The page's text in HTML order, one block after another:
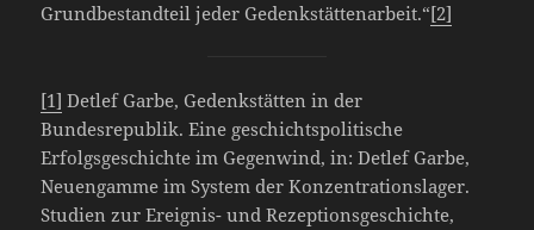
Grundbestandteil jeder Gedenkstättenarbeit.“[2]
[1] Detlef Garbe, Gedenkstätten in der
Bundesrepublik. Eine geschichtspolitische
Erfolgsgeschichte im Gegenwind, in: Detlef Garbe,
Neuengamme im System der Konzentrationslager.
Studien zur Ereignis- und Rezeptionsgeschichte,